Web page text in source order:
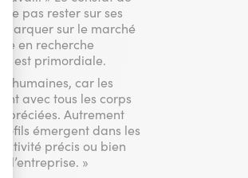
qui seront affichées sur les pages de Google.
a des conversions.
a des conversions.
pas rester sur ses
sur le marché
en recherche
est primordiale.
humaines, car les
avec tous les corps
Autrement
émergent dans les
précis ou bien
l’entreprise. »